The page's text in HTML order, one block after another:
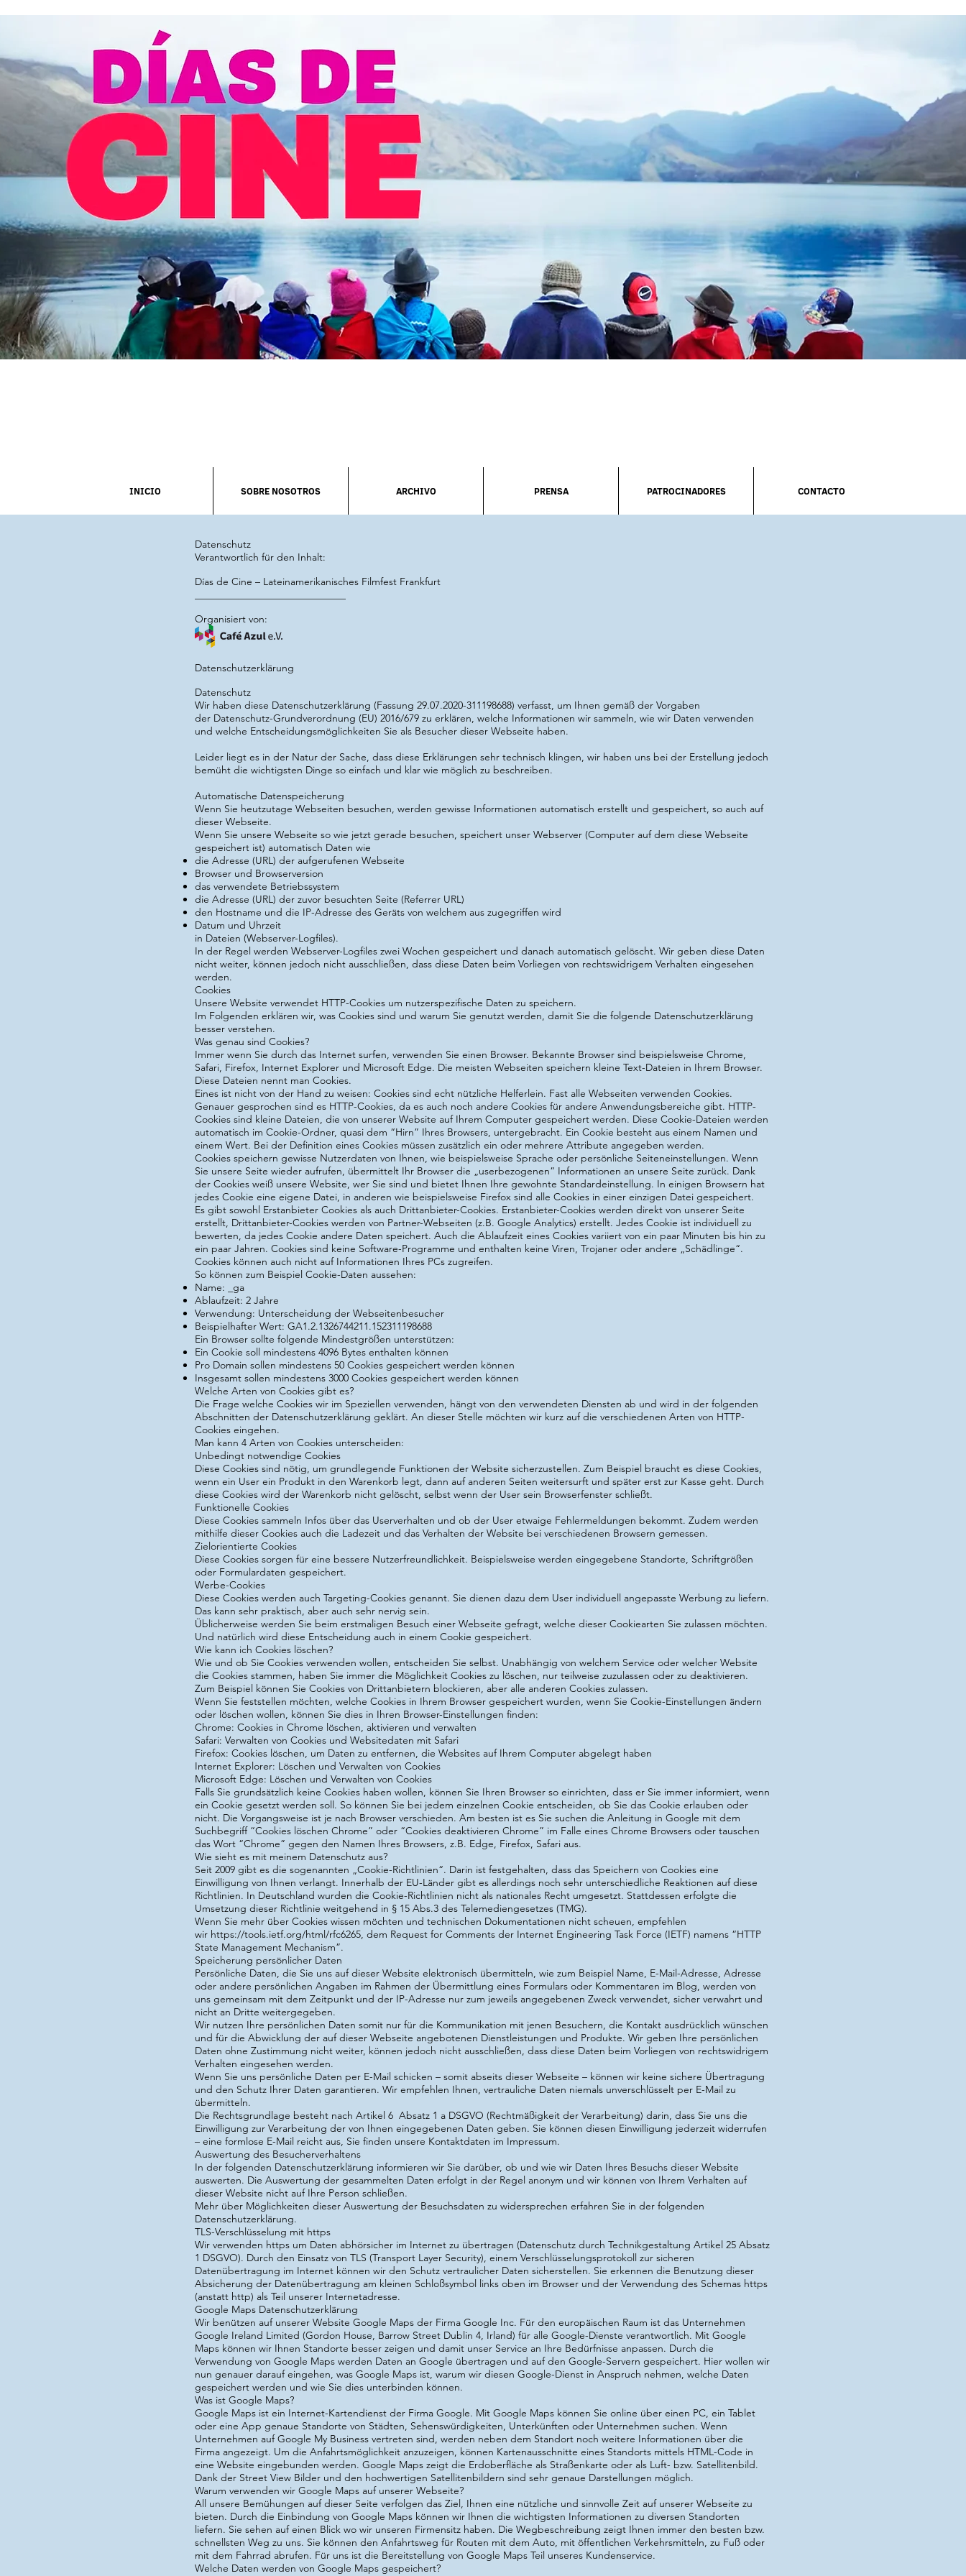
INICIO SOBRE NOSOTROS ARCHIVO PRENSA PATROCINADORES CONTACTO
Datenschutz
Verantwortlich für den Inhalt:
Días de Cine – Lateinamerikanisches Filmfest Frankfurt
Organisiert von:
Datenschutzerklärung
Datenschutz
Wir haben diese Datenschutzerklärung (Fassung 29.07.2020-311198688) verfasst, um Ihnen gemäß der Vorgaben
der Datenschutz-Grundverordnung (EU) 2016/679 zu erklären, welche Informationen wir sammeln, wie wir Daten verwenden
und welche Entscheidungsmöglichkeiten Sie als Besucher dieser Webseite haben.
Leider liegt es in der Natur der Sache, dass diese Erklärungen sehr technisch klingen, wir haben uns bei der Erstellung jedoch
bemüht die wichtigsten Dinge so einfach und klar wie möglich zu beschreiben.
Automatische Datenspeicherung
Wenn Sie heutzutage Webseiten besuchen, werden gewisse Informationen automatisch erstellt und gespeichert, so auch auf
dieser Webseite.
Wenn Sie unsere Webseite so wie jetzt gerade besuchen, speichert unser Webserver (Computer auf dem diese Webseite
gespeichert ist) automatisch Daten wie
die Adresse (URL) der aufgerufenen Webseite
Browser und Browserversion
das verwendete Betriebssystem
die Adresse (URL) der zuvor besuchten Seite (Referrer URL)
den Hostname und die IP-Adresse des Geräts von welchem aus zugegriffen wird
Datum und Uhrzeit
in Dateien (Webserver-Logfiles).
In der Regel werden Webserver-Logfiles zwei Wochen gespeichert und danach automatisch gelöscht. Wir geben diese Daten
nicht weiter, können jedoch nicht ausschließen, dass diese Daten beim Vorliegen von rechtswidrigem Verhalten eingesehen
werden.
Cookies
Unsere Website verwendet HTTP-Cookies um nutzerspezifische Daten zu speichern.
Im Folgenden erklären wir, was Cookies sind und warum Sie genutzt werden, damit Sie die folgende Datenschutzerklärung
besser verstehen.
Was genau sind Cookies?
Immer wenn Sie durch das Internet surfen, verwenden Sie einen Browser. Bekannte Browser sind beispielsweise Chrome,
Safari, Firefox, Internet Explorer und Microsoft Edge. Die meisten Webseiten speichern kleine Text-Dateien in Ihrem Browser.
Diese Dateien nennt man Cookies.
Eines ist nicht von der Hand zu weisen: Cookies sind echt nützliche Helferlein. Fast alle Webseiten verwenden Cookies.
Genauer gesprochen sind es HTTP-Cookies, da es auch noch andere Cookies für andere Anwendungsbereiche gibt. HTTP-
Cookies sind kleine Dateien, die von unserer Website auf Ihrem Computer gespeichert werden. Diese Cookie-Dateien werden
automatisch im Cookie-Ordner, quasi dem “Hirn” Ihres Browsers, untergebracht. Ein Cookie besteht aus einem Namen und
einem Wert. Bei der Definition eines Cookies müssen zusätzlich ein oder mehrere Attribute angegeben werden.
Cookies speichern gewisse Nutzerdaten von Ihnen, wie beispielsweise Sprache oder persönliche Seiteneinstellungen. Wenn
Sie unsere Seite wieder aufrufen, übermittelt Ihr Browser die „userbezogenen“ Informationen an unsere Seite zurück. Dank
der Cookies weiß unsere Website, wer Sie sind und bietet Ihnen Ihre gewohnte Standardeinstellung. In einigen Browsern hat
jedes Cookie eine eigene Datei, in anderen wie beispielsweise Firefox sind alle Cookies in einer einzigen Datei gespeichert.
Es gibt sowohl Erstanbieter Cookies als auch Drittanbieter-Cookies. Erstanbieter-Cookies werden direkt von unserer Seite
erstellt, Drittanbieter-Cookies werden von Partner-Webseiten (z.B. Google Analytics) erstellt. Jedes Cookie ist individuell zu
bewerten, da jedes Cookie andere Daten speichert. Auch die Ablaufzeit eines Cookies variiert von ein paar Minuten bis hin zu
ein paar Jahren. Cookies sind keine Software-Programme und enthalten keine Viren, Trojaner oder andere „Schädlinge“.
Cookies können auch nicht auf Informationen Ihres PCs zugreifen.
So können zum Beispiel Cookie-Daten aussehen:
Name: _ga
Ablaufzeit: 2 Jahre
Verwendung: Unterscheidung der Webseitenbesucher
Beispielhafter Wert: GA1.2.1326744211.152311198688
Ein Browser sollte folgende Mindestgrößen unterstützen:
Ein Cookie soll mindestens 4096 Bytes enthalten können
Pro Domain sollen mindestens 50 Cookies gespeichert werden können
Insgesamt sollen mindestens 3000 Cookies gespeichert werden können
Welche Arten von Cookies gibt es?
Die Frage welche Cookies wir im Speziellen verwenden, hängt von den verwendeten Diensten ab und wird in der folgenden
Abschnitten der Datenschutzerklärung geklärt. An dieser Stelle möchten wir kurz auf die verschiedenen Arten von HTTP-
Cookies eingehen.
Man kann 4 Arten von Cookies unterscheiden:
Unbedingt notwendige Cookies
Diese Cookies sind nötig, um grundlegende Funktionen der Website sicherzustellen. Zum Beispiel braucht es diese Cookies,
wenn ein User ein Produkt in den Warenkorb legt, dann auf anderen Seiten weitersurft und später erst zur Kasse geht. Durch
diese Cookies wird der Warenkorb nicht gelöscht, selbst wenn der User sein Browserfenster schließt.
Funktionelle Cookies
Diese Cookies sammeln Infos über das Userverhalten und ob der User etwaige Fehlermeldungen bekommt. Zudem werden
mithilfe dieser Cookies auch die Ladezeit und das Verhalten der Website bei verschiedenen Browsern gemessen.
Zielorientierte Cookies
Diese Cookies sorgen für eine bessere Nutzerfreundlichkeit. Beispielsweise werden eingegebene Standorte, Schriftgrößen
oder Formulardaten gespeichert.
Werbe-Cookies
Diese Cookies werden auch Targeting-Cookies genannt. Sie dienen dazu dem User individuell angepasste Werbung zu liefern.
Das kann sehr praktisch, aber auch sehr nervig sein.
Üblicherweise werden Sie beim erstmaligen Besuch einer Webseite gefragt, welche dieser Cookiearten Sie zulassen möchten.
Und natürlich wird diese Entscheidung auch in einem Cookie gespeichert.
Wie kann ich Cookies löschen?
Wie und ob Sie Cookies verwenden wollen, entscheiden Sie selbst. Unabhängig von welchem Service oder welcher Website
die Cookies stammen, haben Sie immer die Möglichkeit Cookies zu löschen, nur teilweise zuzulassen oder zu deaktivieren.
Zum Beispiel können Sie Cookies von Drittanbietern blockieren, aber alle anderen Cookies zulassen.
Wenn Sie feststellen möchten, welche Cookies in Ihrem Browser gespeichert wurden, wenn Sie Cookie-Einstellungen ändern
oder löschen wollen, können Sie dies in Ihren Browser-Einstellungen finden:
Chrome: Cookies in Chrome löschen, aktivieren und verwalten
Safari: Verwalten von Cookies und Websitedaten mit Safari
Firefox: Cookies löschen, um Daten zu entfernen, die Websites auf Ihrem Computer abgelegt haben
Internet Explorer: Löschen und Verwalten von Cookies
Microsoft Edge: Löschen und Verwalten von Cookies
Falls Sie grundsätzlich keine Cookies haben wollen, können Sie Ihren Browser so einrichten, dass er Sie immer informiert, wenn
ein Cookie gesetzt werden soll. So können Sie bei jedem einzelnen Cookie entscheiden, ob Sie das Cookie erlauben oder
nicht. Die Vorgangsweise ist je nach Browser verschieden. Am besten ist es Sie suchen die Anleitung in Google mit dem
Suchbegriff “Cookies löschen Chrome” oder “Cookies deaktivieren Chrome” im Falle eines Chrome Browsers oder tauschen
das Wort “Chrome” gegen den Namen Ihres Browsers, z.B. Edge, Firefox, Safari aus.
Wie sieht es mit meinem Datenschutz aus?
Seit 2009 gibt es die sogenannten „Cookie-Richtlinien“. Darin ist festgehalten, dass das Speichern von Cookies eine
Einwilligung von Ihnen verlangt. Innerhalb der EU-Länder gibt es allerdings noch sehr unterschiedliche Reaktionen auf diese
Richtlinien. In Deutschland wurden die Cookie-Richtlinien nicht als nationales Recht umgesetzt. Stattdessen erfolgte die
Umsetzung dieser Richtlinie weitgehend in § 15 Abs.3 des Telemediengesetzes (TMG).
Wenn Sie mehr über Cookies wissen möchten und technischen Dokumentationen nicht scheuen, empfehlen
wir https://tools.ietf.org/html/rfc6265, dem Request for Comments der Internet Engineering Task Force (IETF) namens “HTTP
State Management Mechanism”.
Speicherung persönlicher Daten
Persönliche Daten, die Sie uns auf dieser Website elektronisch übermitteln, wie zum Beispiel Name, E-Mail-Adresse, Adresse
oder andere persönlichen Angaben im Rahmen der Übermittlung eines Formulars oder Kommentaren im Blog, werden von
uns gemeinsam mit dem Zeitpunkt und der IP-Adresse nur zum jeweils angegebenen Zweck verwendet, sicher verwahrt und
nicht an Dritte weitergegeben.
Wir nutzen Ihre persönlichen Daten somit nur für die Kommunikation mit jenen Besuchern, die Kontakt ausdrücklich wünschen
und für die Abwicklung der auf dieser Webseite angebotenen Dienstleistungen und Produkte. Wir geben Ihre persönlichen
Daten ohne Zustimmung nicht weiter, können jedoch nicht ausschließen, dass diese Daten beim Vorliegen von rechtswidrigem
Verhalten eingesehen werden.
Wenn Sie uns persönliche Daten per E-Mail schicken – somit abseits dieser Webseite – können wir keine sichere Übertragung
und den Schutz Ihrer Daten garantieren. Wir empfehlen Ihnen, vertrauliche Daten niemals unverschlüsselt per E-Mail zu
übermitteln.
Die Rechtsgrundlage besteht nach Artikel 6 Absatz 1 a DSGVO (Rechtmäßigkeit der Verarbeitung) darin, dass Sie uns die
Einwilligung zur Verarbeitung der von Ihnen eingegebenen Daten geben. Sie können diesen Einwilligung jederzeit widerrufen
– eine formlose E-Mail reicht aus, Sie finden unsere Kontaktdaten im Impressum.
Auswertung des Besucherverhaltens
In der folgenden Datenschutzerklärung informieren wir Sie darüber, ob und wie wir Daten Ihres Besuchs dieser Website
auswerten. Die Auswertung der gesammelten Daten erfolgt in der Regel anonym und wir können von Ihrem Verhalten auf
dieser Website nicht auf Ihre Person schließen.
Mehr über Möglichkeiten dieser Auswertung der Besuchsdaten zu widersprechen erfahren Sie in der folgenden
Datenschutzerklärung.
TLS-Verschlüsselung mit https
Wir verwenden https um Daten abhörsicher im Internet zu übertragen (Datenschutz durch Technikgestaltung Artikel 25 Absatz
1 DSGVO). Durch den Einsatz von TLS (Transport Layer Security), einem Verschlüsselungsprotokoll zur sicheren
Datenübertragung im Internet können wir den Schutz vertraulicher Daten sicherstellen. Sie erkennen die Benutzung dieser
Absicherung der Datenübertragung am kleinen Schloßsymbol links oben im Browser und der Verwendung des Schemas https
(anstatt http) als Teil unserer Internetadresse.
Google Maps Datenschutzerklärung
Wir benützen auf unserer Website Google Maps der Firma Google Inc. Für den europäischen Raum ist das Unternehmen
Google Ireland Limited (Gordon House, Barrow Street Dublin 4, Irland) für alle Google-Dienste verantwortlich. Mit Google
Maps können wir Ihnen Standorte besser zeigen und damit unser Service an Ihre Bedürfnisse anpassen. Durch die
Verwendung von Google Maps werden Daten an Google übertragen und auf den Google-Servern gespeichert. Hier wollen wir
nun genauer darauf eingehen, was Google Maps ist, warum wir diesen Google-Dienst in Anspruch nehmen, welche Daten
gespeichert werden und wie Sie dies unterbinden können.
Was ist Google Maps?
Google Maps ist ein Internet-Kartendienst der Firma Google. Mit Google Maps können Sie online über einen PC, ein Tablet
oder eine App genaue Standorte von Städten, Sehenswürdigkeiten, Unterkünften oder Unternehmen suchen. Wenn
Unternehmen auf Google My Business vertreten sind, werden neben dem Standort noch weitere Informationen über die
Firma angezeigt. Um die Anfahrtsmöglichkeit anzuzeigen, können Kartenausschnitte eines Standorts mittels HTML-Code in
eine Website eingebunden werden. Google Maps zeigt die Erdoberfläche als Straßenkarte oder als Luft- bzw. Satellitenbild.
Dank der Street View Bilder und den hochwertigen Satellitenbildern sind sehr genaue Darstellungen möglich.
Warum verwenden wir Google Maps auf unserer Webseite?
All unsere Bemühungen auf dieser Seite verfolgen das Ziel, Ihnen eine nützliche und sinnvolle Zeit auf unserer Webseite zu
bieten. Durch die Einbindung von Google Maps können wir Ihnen die wichtigsten Informationen zu diversen Standorten
liefern. Sie sehen auf einen Blick wo wir unseren Firmensitz haben. Die Wegbeschreibung zeigt Ihnen immer den besten bzw.
schnellsten Weg zu uns. Sie können den Anfahrtsweg für Routen mit dem Auto, mit öffentlichen Verkehrsmitteln, zu Fuß oder
mit dem Fahrrad abrufen. Für uns ist die Bereitstellung von Google Maps Teil unseres Kundenservice.
Welche Daten werden von Google Maps gespeichert?